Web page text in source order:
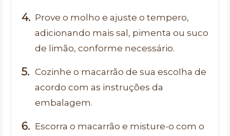
Prove o molho e ajuste o tempero,
adicionando mais sal, pimenta ou suco
de limão, conforme necessário.
Cozinhe o macarrão de sua escolha de
acordo com as instruções da
embalagem.
Escorra o macarrão e misture-o com o